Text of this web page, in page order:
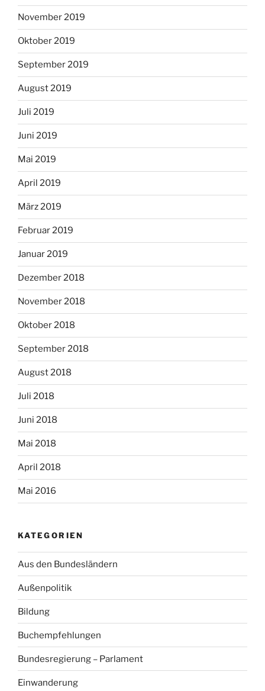
November 2019
Oktober 2019
September 2019
August 2019
Juli 2019
Juni 2019
Mai 2019
April 2019
März 2019
Februar 2019
Januar 2019
Dezember 2018
November 2018
Oktober 2018
September 2018
August 2018
Juli 2018
Juni 2018
Mai 2018
April 2018
Mai 2016
KATEGORIEN
Aus den Bundesländern
Außenpolitik
Bildung
Buchempfehlungen
Bundesregierung – Parlament
Einwanderung